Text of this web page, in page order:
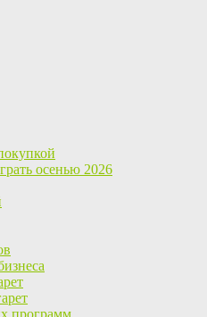
осенью 2026
программ